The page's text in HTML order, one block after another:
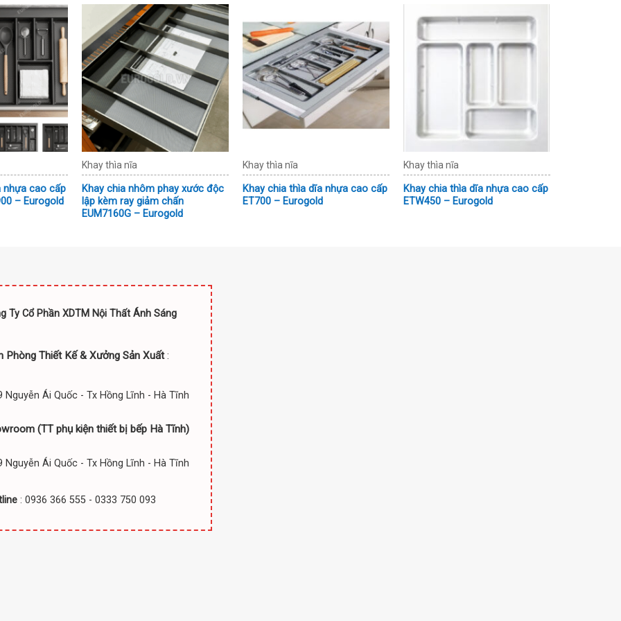
nhựa cao cấp
– Eurogold
Khay thìa nĩa
Khay chia nhôm phay xước độc
lập kèm ray giảm chấn
EUM7160G – Eurogold
Khay thìa nĩa
Khay chia thìa dĩa nhựa cao cấp
ET700 – Eurogold
Khay thìa nĩa
Khay chia thìa dĩa nhựa cao cấp
ETW450 – Eurogold
Ty Cổ Phần XDTM Nội Thất Ánh Sáng
Phòng Thiết Kế & Xưởng Sản Xuất:
Nguyễn Ái Quốc - Tx Hồng Lĩnh - Hà Tĩnh
(TTphụ kiện thiết bị bếp Hà Tĩnh)
Nguyễn Ái Quốc - Tx Hồng Lĩnh - Hà Tĩnh
: 0936 366 555 - 0333 750 093